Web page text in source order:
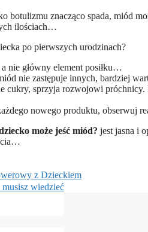
botulizmu znacząco spada, miód
ilościach…
po pierwszych urodzinach?
nie główny element posiłku…
nie zastępuje innych, bardziej
cukry, sprzyja rozwojowi próchnicy.
nowego produktu, obserwuj
może jeść miód? jest jasna i
z Dzieckiem
wiedzieć